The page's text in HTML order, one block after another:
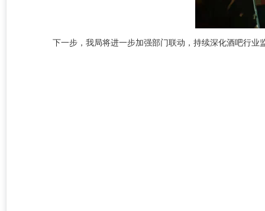
下一步，我局将进一步加强部门联动，持续深化酒吧行